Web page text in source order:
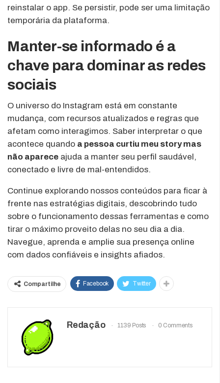
reinstalar o app. Se persistir, pode ser uma limitação
temporária da plataforma.
Manter-se informado é a
chave para dominar as redes
sociais
O universo do Instagram está em constante
mudança, com recursos atualizados e regras que
afetam como interagimos. Saber interpretar o que
acontece quando a pessoa curtiu meu story mas
não aparece ajuda a manter seu perfil saudável,
conectado e livre de mal-entendidos.
Continue explorando nossos conteúdos para ficar à
frente nas estratégias digitais, descobrindo tudo
sobre o funcionamento dessas ferramentas e como
tirar o máximo proveito delas no seu dia a dia.
Navegue, aprenda e amplie sua presença online
com dados confiáveis e insights afiados.
Compartilhe Facebook Twitter
Redação 1139 Posts 0 Comments